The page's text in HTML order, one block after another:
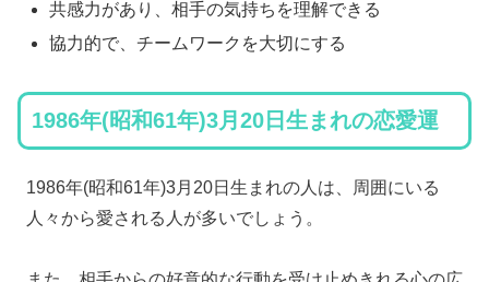
共感力があり、相手の気持ちを理解できる
協力的で、チームワークを大切にする
1986年(昭和61年)3月20日生まれの恋愛運
1986年(昭和61年)3月20日生まれの人は、周囲にいる
人々から愛される人が多いでしょう。